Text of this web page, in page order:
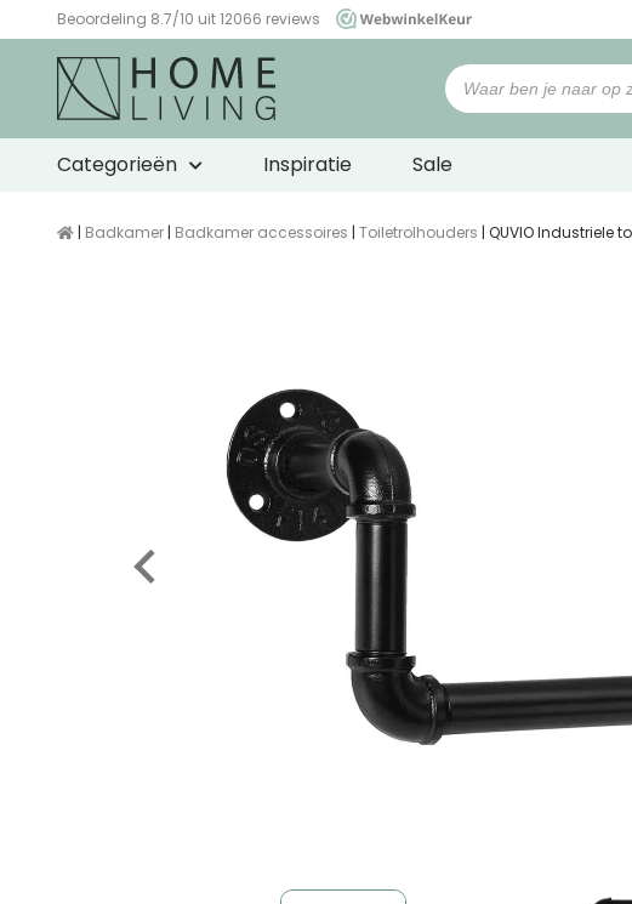
Beoordeling 8.7/10 uit 12066 reviews
WebwinkelKeur
Categorieën Inspiratie Sale
| Badkamer | Badkamer accessoires | Toiletrolhouders | QUVIO Industriele